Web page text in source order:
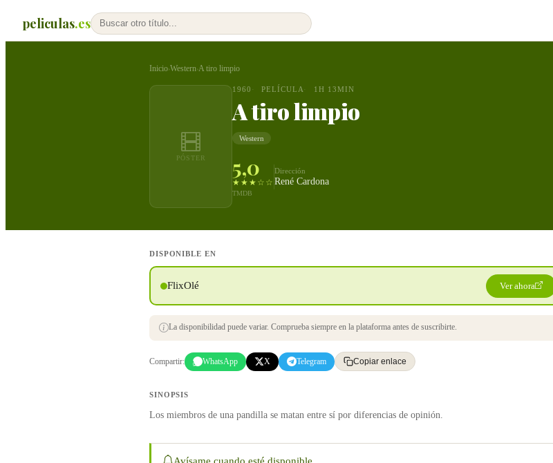
peliculas.es
Inicio›Western›A tiro limpio
PÓSTER
1960 PELÍCULA 1H 13MIN
A tiro limpio
Western
5,0
★★★☆☆
TMDB
Dirección
René Cardona
DISPONIBLE EN
FlixOlé Ver ahora
La disponibilidad puede variar. Comprueba siempre en la plataforma antes de suscribirte.
Compartir: WhatsApp X Telegram Copiar enlace
SINOPSIS
Los miembros de una pandilla se matan entre sí por diferencias de opinión.
Avísame cuando esté disponible